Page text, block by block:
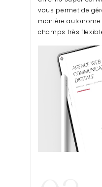
vous permet de
manière autonome
champs très